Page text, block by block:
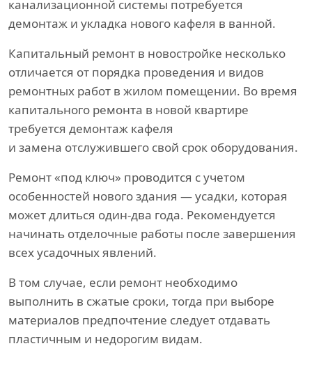
канализационной системы потребуется
демонтаж и укладка нового кафеля в ванной.
Капитальный ремонт в новостройке несколько
отличается от порядка проведения и видов
ремонтных работ в жилом помещении. Во время
капитального ремонта в новой квартире
требуется демонтаж кафеля
и замена отслужившего свой срок оборудования.
Ремонт «под ключ» проводится с учетом
особенностей нового здания — усадки, которая
может длиться один-два года. Рекомендуется
начинать отделочные работы после завершения
всех усадочных явлений.
В том случае, если ремонт необходимо
выполнить в сжатые сроки, тогда при выборе
материалов предпочтение следует отдавать
пластичным и недорогим видам.